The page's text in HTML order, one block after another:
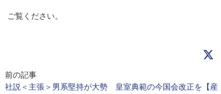
ご覧ください。
前の記事
社説＜主張＞男系堅持が大勢 皇室典範の今国会改正を【産